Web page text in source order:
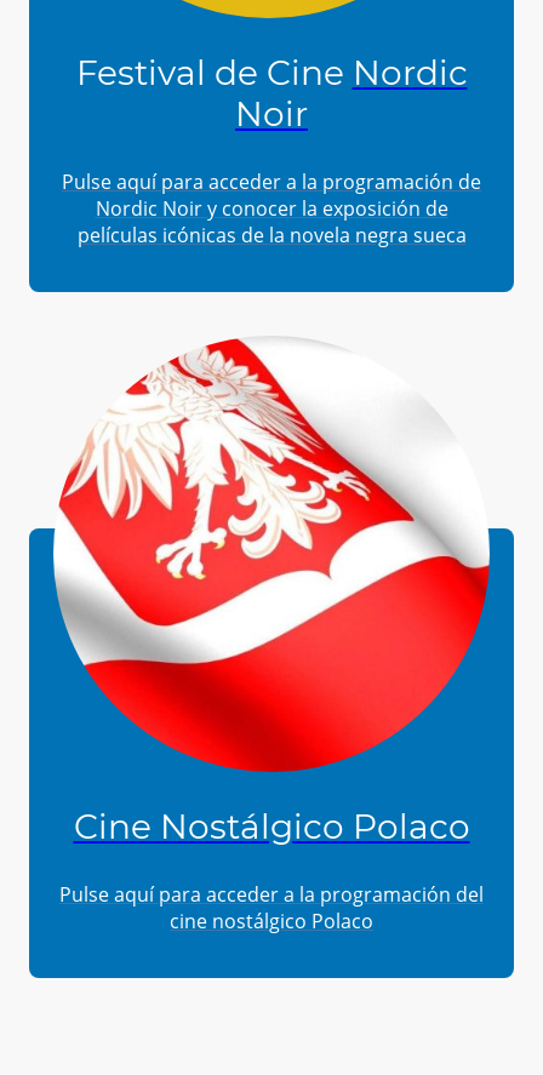
Festival de Cine Nordic
Noir
Pulseaquípara acceder a la programación de
Nordic Noir y conocer la exposición de
películas icónicas de la novela negra sueca
Cine Nostálgico Polaco
Pulseaquípara acceder a la programación del
cine nostálgico Polaco